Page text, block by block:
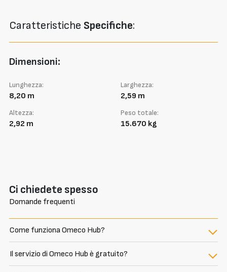
Caratteristiche Specifiche:
Dimensioni:
Lunghezza:
8,20 m
Larghezza:
2,59 m
Altezza:
2,92 m
Peso totale:
15.670 kg
Ci chiedete spesso
Domande frequenti
Come funziona Omeco Hub?
Il servizio di Omeco Hub è gratuito?